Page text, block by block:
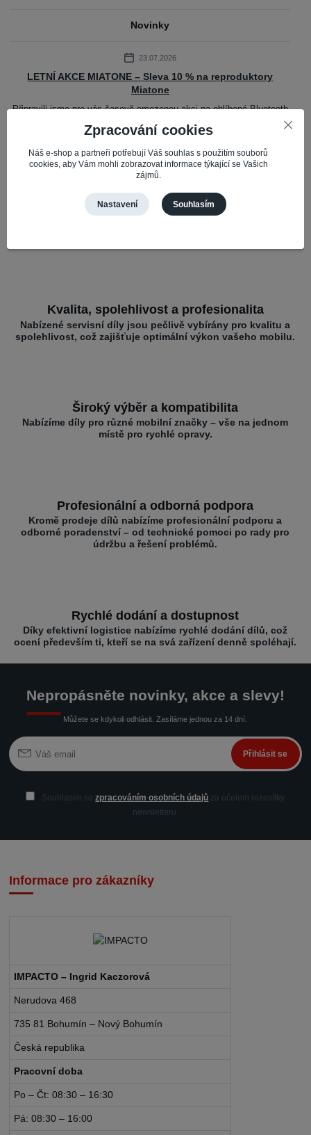
Novinky
23.07.2026
LETNÍ AKCE MIATONE – Sleva 10 % na reproduktory
Miatone
Připravili jsme pro vás časově omezenou akci na oblíbené Bluetooth
reproduktory Miatone. Do 31. 7. 2026 získáte slevu 10 % na vybrané
reproduktory Mi... číst celé
Zobrazit všechny novinky
Kvalita, spolehlivost a profesionalita
Nabízené servisní díly jsou pečlivě vybírány pro kvalitu a
spolehlivost, což zajišťuje optimální výkon vašeho mobilu.
Široký výběr a kompatibilita
Nabízíme díly pro různé mobilní značky – vše na jednom
místě pro rychlé opravy.
Profesionální a odborná podpora
Kromě prodeje dílů nabízíme profesionální podporu a
odborné poradenství – od technické pomoci po rady pro
údržbu a řešení problémů.
Rychlé dodání a dostupnost
Díky efektivní logistice nabízíme rychlé dodání dílů, což
ocení především ti, kteří se na svá zařízení denně spoléhají.
Nepropásněte novinky, akce a slevy!
Můžete se kdykoli odhlásit. Zasíláme jednou za 14 dní.
Přihlásit se
Souhlasím sezpracováním osobních údajů za účelem rozesílky
newsletteru.
Informace pro zákazníky
IMPACTO – Ingrid Kaczorová
Nerudova 468
735 81 Bohumín – Nový Bohumín
Česká republika
Pracovní doba
Po – Čt: 08:30 – 16:30
Pá: 08:30 – 16:00
Zpracování cookies
Náš e-shop a partneři potřebují Váš souhlas s použitím souborů
cookies, aby Vám mohli zobrazovat informace týkající se Vašich
zájmů.
Nastavení Souhlasím